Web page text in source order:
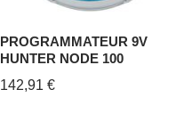
PROGRAMMATEUR 9V
HUNTER NODE 100
142,91€